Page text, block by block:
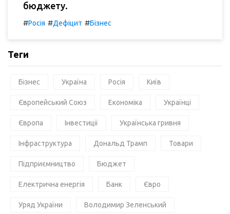
бюджету.
#Росія #Дефіцит #Бізнес
Теги
Бізнес Україна Росія Київ
Європейський Союз Економіка Українці
Європа Інвестиції Українська гривня
Інфраструктура Дональд Трамп Товари
Підприємництво Бюджет
Електрична енергія Банк Євро
Уряд України Володимир Зеленський